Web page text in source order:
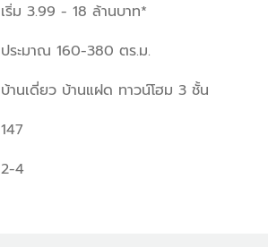
เริ่ม 3.99 - 18 ล้านบาท*
ประมาณ 160-380 ตร.ม.
บ้านเดี่ยว บ้านแฝด ทาวน์โฮม 3 ชั้น
147
2-4